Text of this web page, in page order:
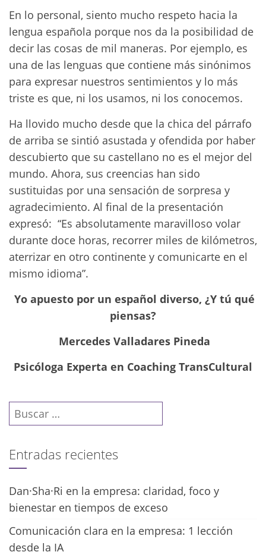
En lo personal, siento mucho respeto hacia la
lengua española porque nos da la posibilidad de
decir las cosas de mil maneras. Por ejemplo, es
una de las lenguas que contiene más sinónimos
para expresar nuestros sentimientos y lo más
triste es que, ni los usamos, ni los conocemos.
Ha llovido mucho desde que la chica del párrafo
de arriba se sintió asustada y ofendida por haber
descubierto que su castellano no es el mejor del
mundo. Ahora, sus creencias han sido
sustituidas por una sensación de sorpresa y
agradecimiento. Al final de la presentación
expresó: “Es absolutamente maravilloso volar
durante doce horas, recorrer miles de kilómetros,
aterrizar en otro continente y comunicarte en el
mismo idioma”.
Yo apuesto por un español diverso, ¿Y tú qué
piensas?
Mercedes Valladares Pineda
Psicóloga Experta en Coaching TransCultural
Buscar:
Entradas recientes
Dan·Sha·Ri en la empresa: claridad, foco y
bienestar en tiempos de exceso
Comunicación clara en la empresa: 1 lección
desde la IA